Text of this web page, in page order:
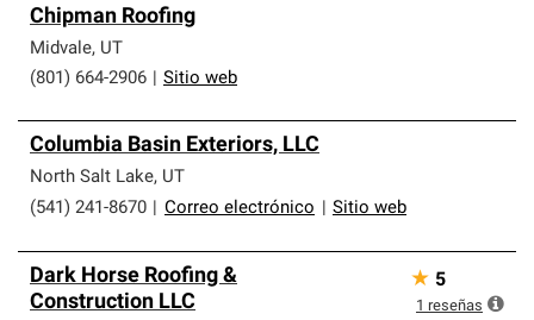
Chipman Roofing
Midvale, UT
(801) 664-2906
Sitio web
Columbia Basin Exteriors, LLC
North Salt Lake, UT
(541) 241-8670
Correo electrónico Sitio web
Dark Horse Roofing &
Construction LLC
★ 5
1 reseñas